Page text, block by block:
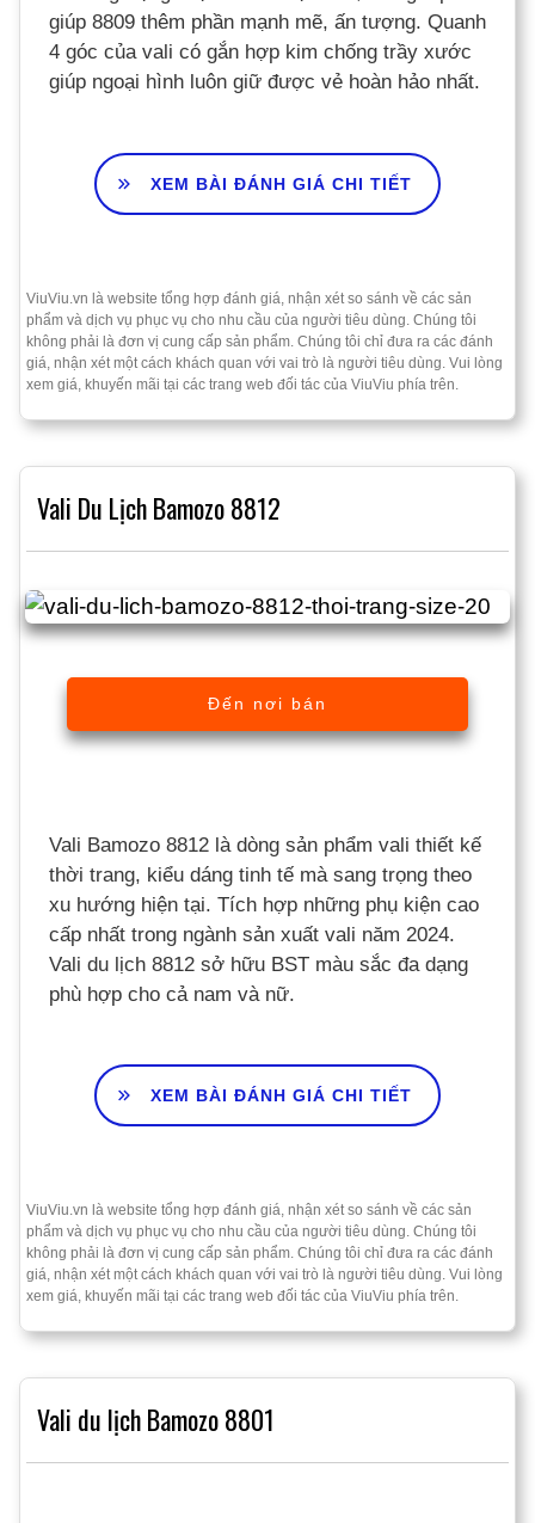
giúp 8809 thêm phần mạnh mẽ, ấn tượng. Quanh
4 góc của vali có gắn hợp kim chống trầy xước
giúp ngoại hình luôn giữ được vẻ hoàn hảo nhất.
XEM BÀI ĐÁNH GIÁ CHI TIẾT
ViuViu.vn là website tổng hợp đánh giá, nhận xét so sánh về các sản
phẩm và dịch vụ phục vụ cho nhu cầu của người tiêu dùng. Chúng tôi
không phải là đơn vị cung cấp sản phẩm. Chúng tôi chỉ đưa ra các đánh
giá, nhận xét một cách khách quan với vai trò là người tiêu dùng. Vui lòng
xem giá, khuyến mãi tại các trang web đối tác của ViuViu phía trên.
Vali Du Lịch Bamozo 8812
Đến nơi bán
Vali Bamozo 8812 là dòng sản phẩm vali thiết kế
thời trang, kiểu dáng tinh tế mà sang trọng theo
xu hướng hiện tại. Tích hợp những phụ kiện cao
cấp nhất trong ngành sản xuất vali năm 2024.
Vali du lịch 8812 sở hữu BST màu sắc đa dạng
phù hợp cho cả nam và nữ.
XEM BÀI ĐÁNH GIÁ CHI TIẾT
ViuViu.vn là website tổng hợp đánh giá, nhận xét so sánh về các sản
phẩm và dịch vụ phục vụ cho nhu cầu của người tiêu dùng. Chúng tôi
không phải là đơn vị cung cấp sản phẩm. Chúng tôi chỉ đưa ra các đánh
giá, nhận xét một cách khách quan với vai trò là người tiêu dùng. Vui lòng
xem giá, khuyến mãi tại các trang web đối tác của ViuViu phía trên.
Vali du lịch Bamozo 8801